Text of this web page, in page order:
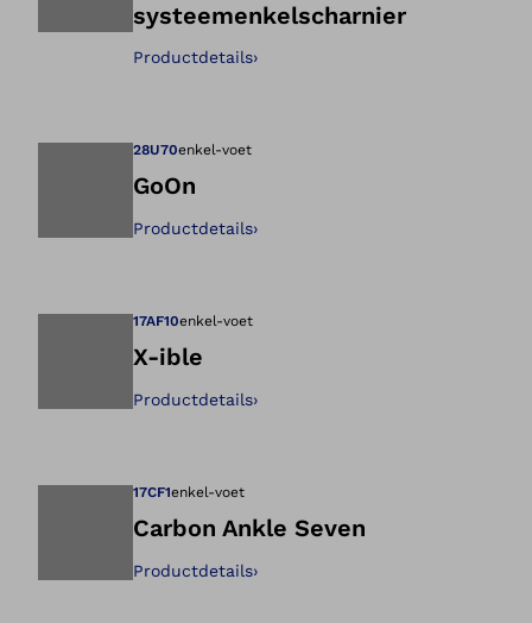
Opent de
systeemenkelscharnier
Productdetails›
28U70enkel-voet
GoOn
Productdetails›
17AF10enkel-voet
X-ible
Productdetails›
17CF1enkel-voet
Carbon Ankle Seven
Productdetails›